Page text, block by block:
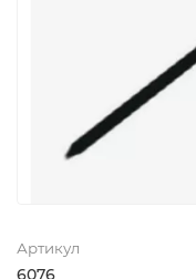
Артикул
6076